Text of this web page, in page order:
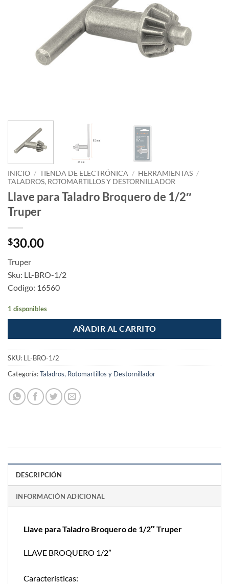
INICIO / TIENDA DE ELECTRÓNICA / HERRAMIENTAS /
TALADROS, ROTOMARTILLOS Y DESTORNILLADOR
Llave para Taladro Broquero de 1/2″
Truper
$30.00
Truper
Sku: LL-BRO-1/2
Codigo: 16560
1 disponibles
AÑADIR AL CARRITO
SKU: LL-BRO-1/2
Categoría:Taladros, Rotomartillos y Destornillador
DESCRIPCIÓN
INFORMACIÓN ADICIONAL
Llave para Taladro Broquero de 1/2″ Truper
LLAVE BROQUERO 1/2”
Características: